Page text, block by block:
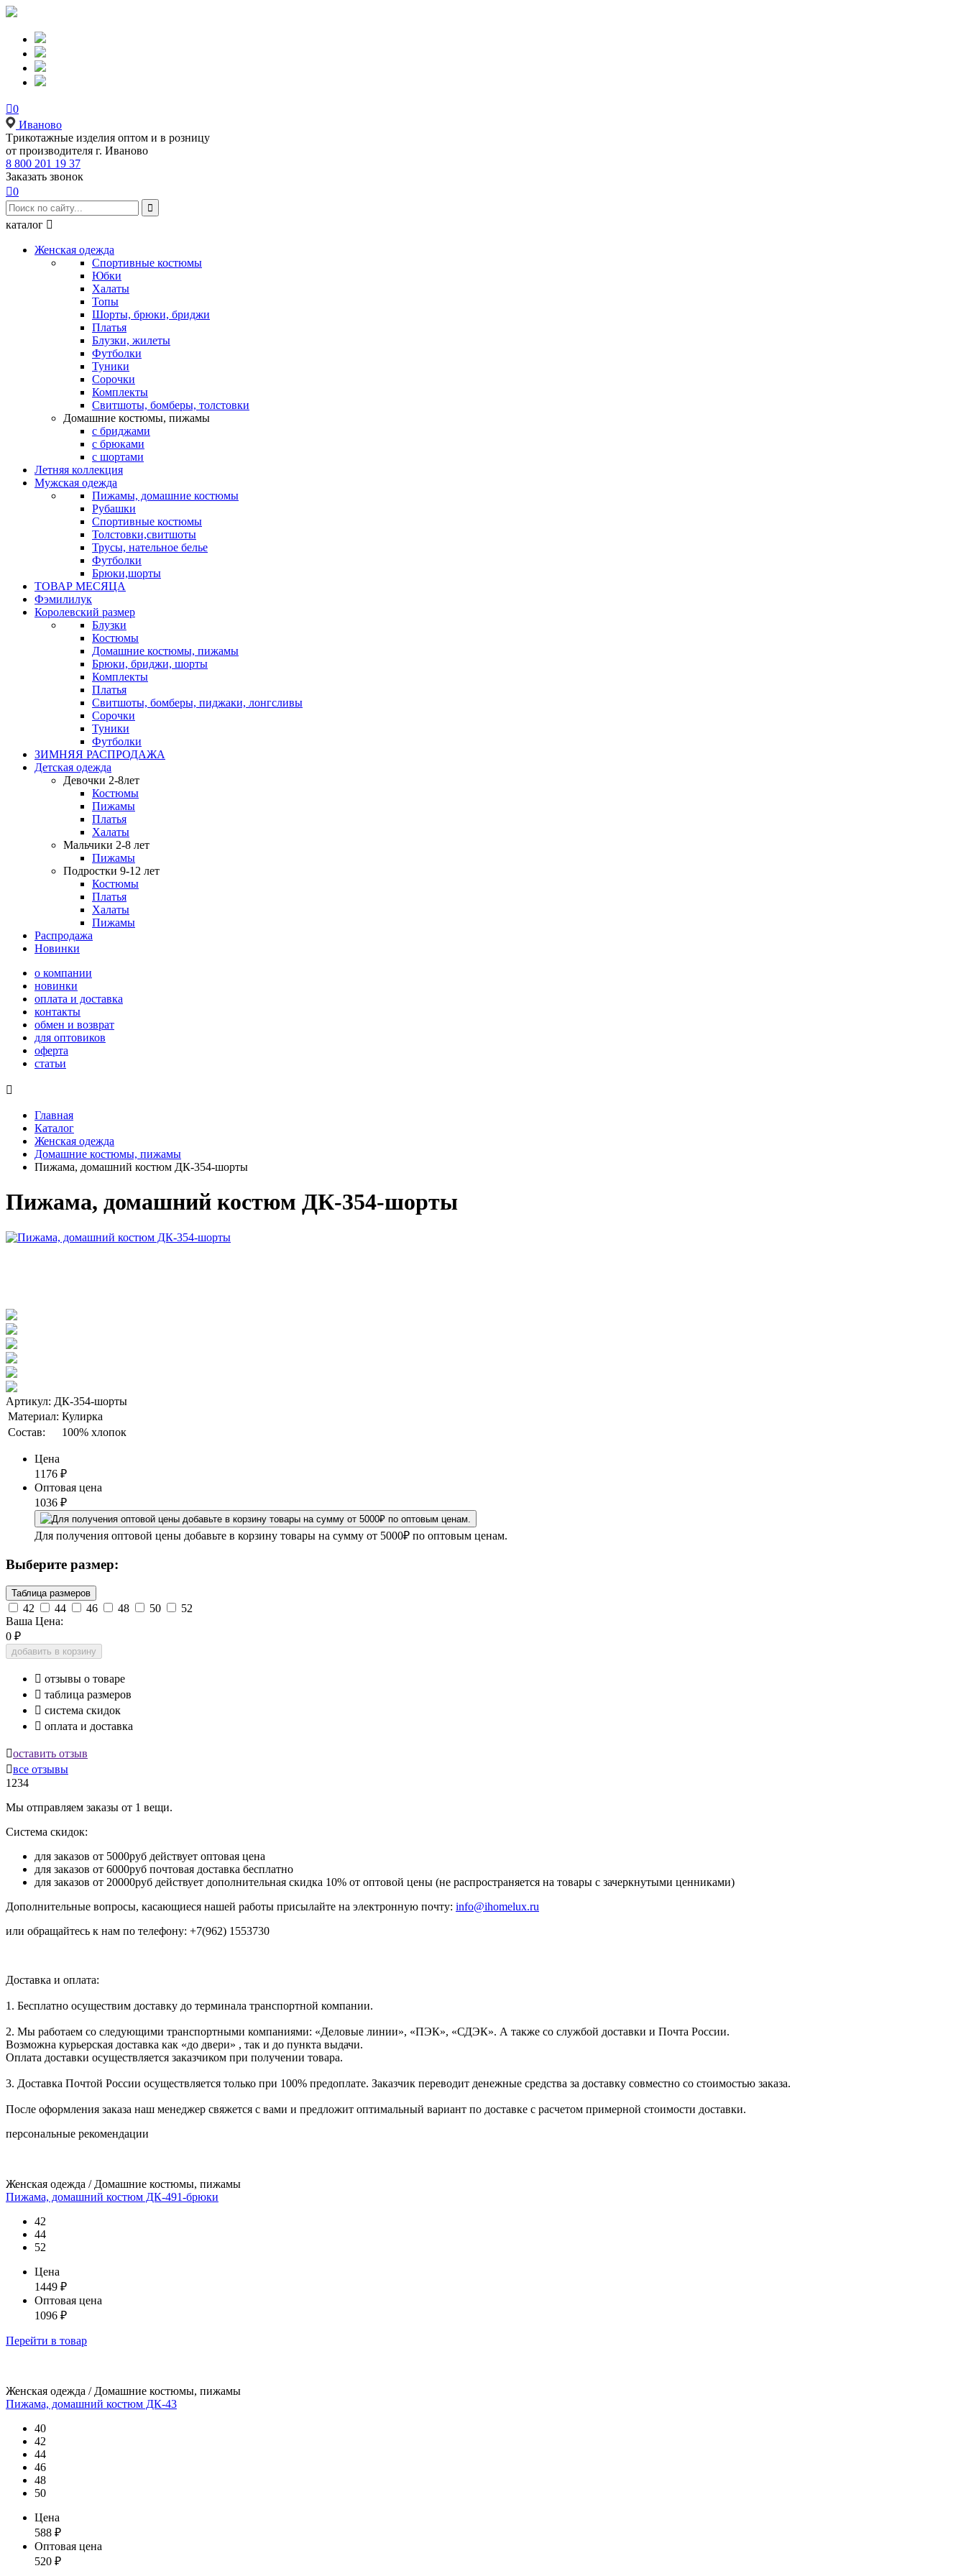
0
Иваново
Tрикотажные изделия оптом и в розницу
от производителя г. Иваново
8 800 201 19 37
Заказать звонок
0

каталог 
Женская одежда
Спортивные костюмы
Юбки
Халаты
Топы
Шорты, брюки, бриджи
Платья
Блузки, жилеты
Футболки
Туники
Сорочки
Комплекты
Свитшоты, бомберы, толстовки
Домашние костюмы, пижамы
с бриджами
с брюками
с шортами
Летняя коллекция
Мужская одежда
Пижамы, домашние костюмы
Рубашки
Спортивные костюмы
Толстовки,свитшоты
Трусы, нательное белье
Футболки
Брюки,шорты
ТОВАР МЕСЯЦА
Фэмилилук
Королевский размер
Блузки
Костюмы
Домашние костюмы, пижамы
Брюки, бриджи, шорты
Комплекты
Платья
Свитшоты, бомберы, пиджаки, лонгсливы
Сорочки
Туники
Футболки
ЗИМНЯЯ РАСПРОДАЖА
Детская одежда
Девочки 2-8лет
Костюмы
Пижамы
Платья
Халаты
Мальчики 2-8 лет
Пижамы
Подростки 9-12 лет
Костюмы
Платья
Халаты
Пижамы
Распродажа
Новинки
о компании
новинки
оплата и доставка
контакты
обмен и возврат
для оптовиков
оферта
статьи

Главная
Каталог
Женская одежда
Домашние костюмы, пижамы
Пижама, домашний костюм ДК-354-шорты
Пижама, домашний костюм ДК-354-шорты
Артикул: ДК-354-шорты
Материал: Кулирка
Состав:
100% хлопок
Цена
1176 ₽
Оптовая цена
1036 ₽
Для получения оптовой цены добавьте в корзину товары на сумму от 5000₽ по оптовым ценам.
Выберите размер:
Таблица размеров
42 44 46 48 50
52
Ваша Цена:
0 ₽
добавить в корзину
 отзывы о товаре
 таблица размеров
 система скидок
 оплата и доставка
оставить отзыв
все отзывы
1234
Мы отправляем заказы от 1 вещи.
Система скидок:
для заказов от 5000руб действует оптовая цена
для заказов от 6000руб почтовая доставка бесплатно
для заказов от 20000руб действует дополнительная скидка 10% от оптовой цены (не распространяется на товары с зачеркнутыми ценниками)
Дополнительные вопросы, касающиеся нашей работы присылайте на электронную почту: info@ihomelux.ru
или обращайтесь к нам по телефону: +7(962) 1553730
Доставка и оплата:
1. Бесплатно осуществим доставку до терминала транспортной компании.
2. Мы работаем со следующими транспортными компаниями: «Деловые линии», «ПЭК», «СДЭК». А также со службой доставки и Почта России.
Возможна курьерская доставка как «до двери» , так и до пункта выдачи.
Оплата доставки осуществляется заказчиком при получении товара.
3. Доставка Почтой России осуществляется только при 100% предоплате. Заказчик переводит денежные средства за доставку совместно со стоимостью заказа.
После оформления заказа наш менеджер свяжется с вами и предложит оптимальный вариант по доставке с расчетом примерной стоимости доставки.
персональные рекомендации
Женская одежда / Домашние костюмы, пижамы
Пижама, домашний костюм ДК-491-брюки
42
44
52
Цена
1449 ₽
Оптовая цена
1096 ₽
Перейти в товар
Женская одежда / Домашние костюмы, пижамы
Пижама, домашний костюм ДК-43
40
42
44
46
48
50
Цена
588 ₽
Оптовая цена
520 ₽